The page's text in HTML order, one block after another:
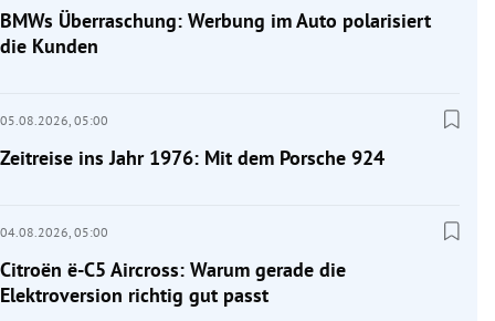
BMWs Überraschung: Werbung im Auto polarisiert
die Kunden
05.08.2026, 05:00
Zeitreise ins Jahr 1976: Mit dem Porsche 924
04.08.2026, 05:00
Citroën ë-C5 Aircross: Warum gerade die
Elektroversion richtig gut passt